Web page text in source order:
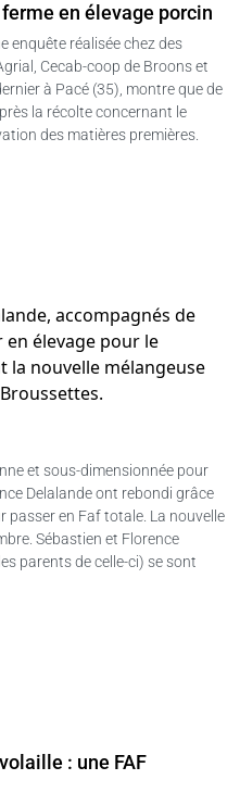
en élevage porcin
enquête réalisée chez des
Cecab-coop de Broons et
à Pacé (35), montre que de
la récolte concernant le
des matières premières.
et sous-dimensionnée pour
Delalande ont rebondi grâce
passer en Faf totale. La nouvelle
Sébastien et Florence
parents de celle-ci) se sont
: une FAF